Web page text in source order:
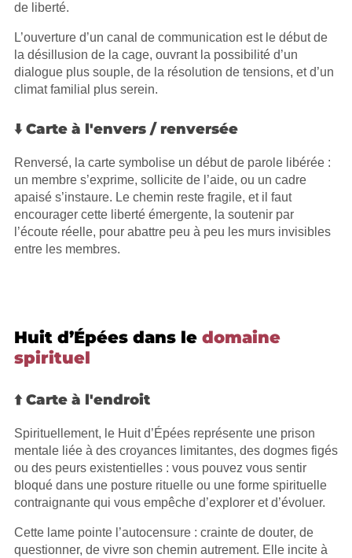
de liberté.
L’ouverture d’un canal de communication est le début de
la désillusion de la cage, ouvrant la possibilité d’un
dialogue plus souple, de la résolution de tensions, et d’un
climat familial plus serein.
⬇️ Carte à l'envers / renversée
Renversé, la carte symbolise un début de parole libérée :
un membre s’exprime, sollicite de l’aide, ou un cadre
apaisé s’instaure. Le chemin reste fragile, et il faut
encourager cette liberté émergente, la soutenir par
l’écoute réelle, pour abattre peu à peu les murs invisibles
entre les membres.
Huit d’Épées dans le domaine
spirituel
⬆️ Carte à l'endroit
Spirituellement, le Huit d’Épées représente une prison
mentale liée à des croyances limitantes, des dogmes figés
ou des peurs existentielles : vous pouvez vous sentir
bloqué dans une posture rituelle ou une forme spirituelle
contraignante qui vous empêche d’explorer et d’évoluer.
Cette lame pointe l’autocensure : crainte de douter, de
questionner, de vivre son chemin autrement. Elle incite à